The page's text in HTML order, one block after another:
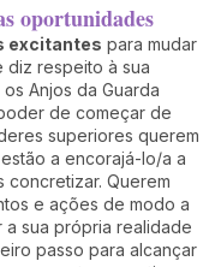
oportunidades
excitantes para mudar
diz respeito à sua
Anjos da Guarda
de começar de
superiores querem
a encorajá-lo/a a
concretizar. Querem
e ações de modo a
a sua própria realidade
passo para alcançar